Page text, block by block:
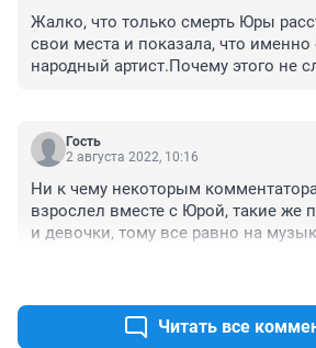
Жалко, что только смерть Юры
свои места и показала, что
народный артист.Почему этого не
Гость
2 августа 2022, 10:16
Ни к чему некоторым
взрослел вместе с Юрой, такие же
и девочки, тому все равно на
вернуть, не пережить заново. Очень
рано Юра ушел.
Читать все